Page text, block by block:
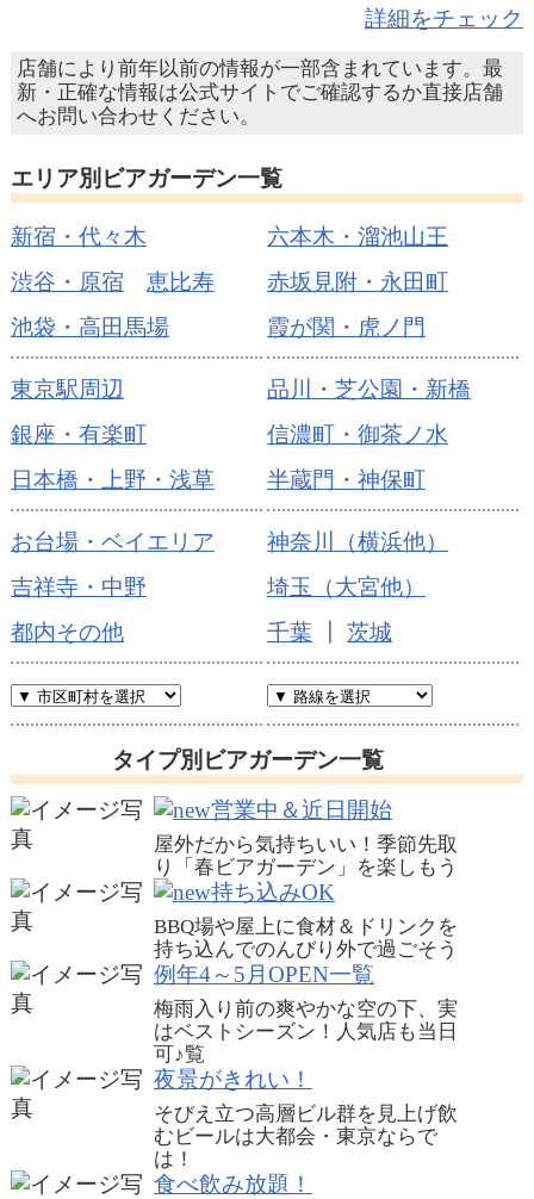
詳細をチェック
店舗により前年以前の情報が一部含まれています。最
新・正確な情報は公式サイトでご確認するか直接店舗
へお問い合わせください。
エリア別ビアガーデン一覧
新宿・代々木
渋谷・原宿
恵比寿
池袋・高田馬場
六本木・溜池山王
赤坂見附・永田町
霞が関・虎ノ門
東京駅周辺
銀座・有楽町
日本橋・上野・浅草
品川・芝公園・新橋
信濃町・御茶ノ水
半蔵門・神保町
お台場・ベイエリア
吉祥寺・中野
都内その他
神奈川（横浜他）
埼玉（大宮他）
千葉
茨城
タイプ別ビアガーデン一覧
営業中＆近日開始
屋外だから気持ちいい！季節先取
り「春ビアガーデン」を楽しもう
持ち込みOK
BBQ場や屋上に食材＆ドリンクを
持ち込んでのんびり外で過ごそう
例年4～5月OPEN一覧
梅雨入り前の爽やかな空の下、実
はベストシーズン！人気店も当日
可♪覧
夜景がきれい！
そびえ立つ高層ビル群を見上げ飲
むビールは大都会・東京ならで
は！
食べ飲み放題！